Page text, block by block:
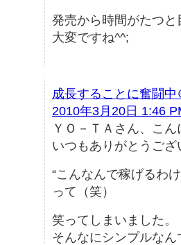
発売から時間がたつ
大変ですね^^;
成長することに奮闘
2010年3月20日 1:46
ＹＯ－ＴＡさん、こん
いつもありがとうござ
“こんなんで稼げるわ
って（笑）
笑ってしまいました。
そんなにシンプルなん